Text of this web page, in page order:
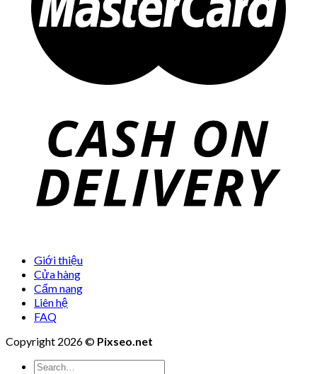
Giới thiệu
Cửa hàng
Cẩm nang
Liên hệ
FAQ
Copyright 2026 © Pixseo.net
Search